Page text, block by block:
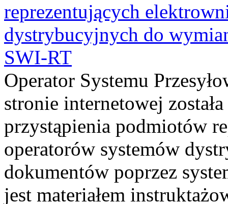
reprezentujących
dystrybucyjnych do
SWI-RT
Operator Systemu
stronie internetowej
przystąpienia podmiotów
operatorów systemów
dokumentów poprzez
jest materiałem